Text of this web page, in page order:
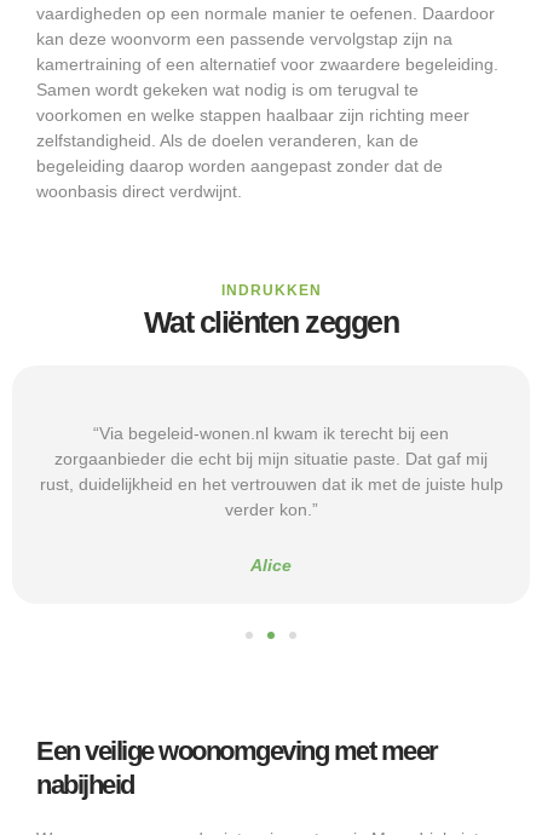
vaardigheden op een normale manier te oefenen. Daardoor
kan deze woonvorm een passende vervolgstap zijn na
kamertraining of een alternatief voor zwaardere begeleiding.
Samen wordt gekeken wat nodig is om terugval te
voorkomen en welke stappen haalbaar zijn richting meer
zelfstandigheid. Als de doelen veranderen, kan de
begeleiding daarop worden aangepast zonder dat de
woonbasis direct verdwijnt.
INDRUKKEN
Wat cliënten zeggen
“Via begeleid-wonen.nl kwam ik terecht bij een
zorgaanbieder die echt bij mijn situatie paste. Dat gaf mij
rust, duidelijkheid en het vertrouwen dat ik met de juiste hulp
verder kon.”
Alice
Een veilige woonomgeving met meer
nabijheid